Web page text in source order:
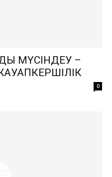
МҮСІНДЕУ –
0